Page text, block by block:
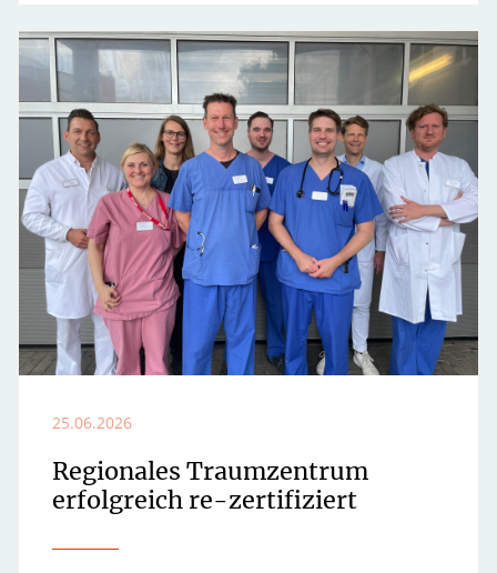
25.06.2026
Regionales Traumzentrum
erfolgreich re-zertifiziert